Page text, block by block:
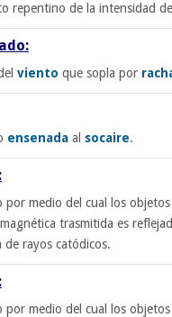
repentino de la intensidad del
viento que sopla por
ensenada al socaire.
por medio del cual los
trasmitida es
de rayos catódicos.
por medio del cual los